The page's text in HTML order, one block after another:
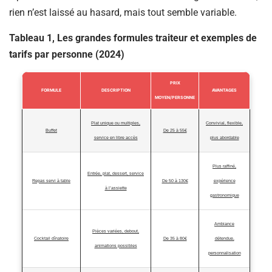
rien n’est laissé au hasard, mais tout semble variable.
Tableau 1, Les grandes formules traiteur et exemples de
tarifs par personne (2024)
FORMULE DESCRIPTION
PRIX
MOYEN/PERSONNE
AVANTAGES
Buffet
Plat unique ou multiples,
service en libre accès
De 25 à 55€
Convivial, flexible,
plus abordable
Repas servi à table
Entrée, plat, dessert, service
à l’assiette
De 50 à 130€
Plus raffiné,
expérience
gastronomique
Cocktail dînatoire
Pièces variées, debout,
animations possibles
De 35 à 80€
Ambiance
détendue,
personnalisation